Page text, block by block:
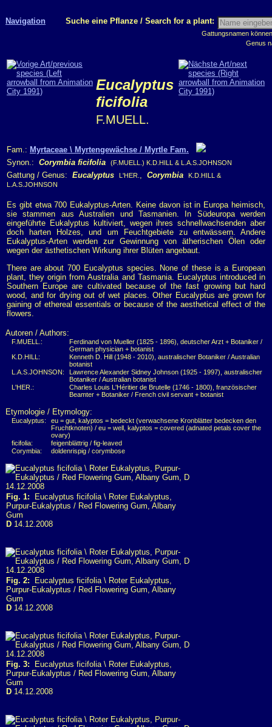
Navigation Suche eine Pflanze / Search for a plant:
Gattungsnamen
Genus
Eucalyptus
ficifolia
F.MUELL.
Fam.: Myrtaceae \ Myrtengewächse / Myrtle Fam.
Synon.: Corymbia ficifolia (F.MUELL.) K.D.HILL & L.A.S.JOHNSON
Gattung / Genus: Eucalyptus L'HER. , Corymbia
K.D.HILL &
L.A.S.JOHNSON
Es gibt etwa 700 Eukalyptus-Arten. Keine davon ist in Europa heimisch,
sie stammen aus Australien und Tasmanien. In Südeuropa werden
eingeführte Eukalyptus kultiviert, wegen ihres schnellwachsenden aber
doch harten Holzes, und um Feuchtgebiete zu entwässern. Andere
Eukalyptus-Arten werden zur Gewinnung von ätherischen Ölen oder
wegen der ästhetischen Wirkung ihrer Blüten angebaut.
There are about 700 Eucalyptus species. None of these is a European
plant, they origin from Australia and Tasmania. Eucalyptus introduced in
Southern Europe are cultivated because of the fast growing but hard
wood, and for drying out of wet places. Other Eucalyptus are grown for
gaining of ethereal essentials or because of the aesthetical effect of the
flowers.
Autoren / Authors:
F.MUELL.:
Ferdinand von Mueller (1825 - 1896), deutscher Arzt + Botaniker /
German physician + botanist
K.D.HILL:
Kenneth D. Hill (1948 - 2010), australischer Botaniker / Australian
botanist
L.A.S.JOHNSON:
Lawrence Alexander Sidney Johnson (1925 - 1997), australischer
Botaniker / Australian botanist
L'HER.:
Charles Louis L'Héritier de Brutelle (1746 - 1800), französischer
Beamter + Botaniker / French civil servant + botanist
Etymologie / Etymology:
Eucalyptus:
eu = gut, kalyptos = bedeckt (verwachsene Kronblätter bedecken den
Fruchtknoten) / eu = well, kalyptos = covered (adnated petals cover the
ovary)
ficifolia:
feigenblättrig / fig-leaved
Corymbia:
doldenrispig / corymbose
Fig. 1: Eucalyptus ficifolia \ Roter Eukalyptus,
Purpur-Eukalyptus / Red Flowering Gum, Albany
Gum
D 14.12.2008
Fig. 2: Eucalyptus ficifolia \ Roter Eukalyptus,
Purpur-Eukalyptus / Red Flowering Gum, Albany
Gum
D 14.12.2008
Fig. 3: Eucalyptus ficifolia \ Roter Eukalyptus,
Purpur-Eukalyptus / Red Flowering Gum, Albany
Gum
D 14.12.2008